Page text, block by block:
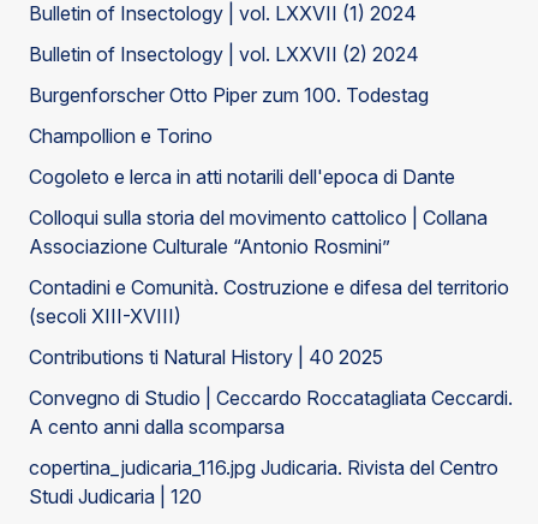
Bulletin of Insectology | vol. LXXVII (1) 2024
Bulletin of Insectology | vol. LXXVII (2) 2024
Burgenforscher Otto Piper zum 100. Todestag
Champollion e Torino
Cogoleto e lerca in atti notarili dell'epoca di Dante
Colloqui sulla storia del movimento cattolico | Collana
Associazione Culturale “Antonio Rosmini”
Contadini e Comunità. Costruzione e difesa del territorio
(secoli XIII-XVIII)
Contributions ti Natural History | 40 2025
Convegno di Studio | Ceccardo Roccatagliata Ceccardi.
A cento anni dalla scomparsa
copertina_judicaria_116.jpg Judicaria. Rivista del Centro
Studi Judicaria | 120